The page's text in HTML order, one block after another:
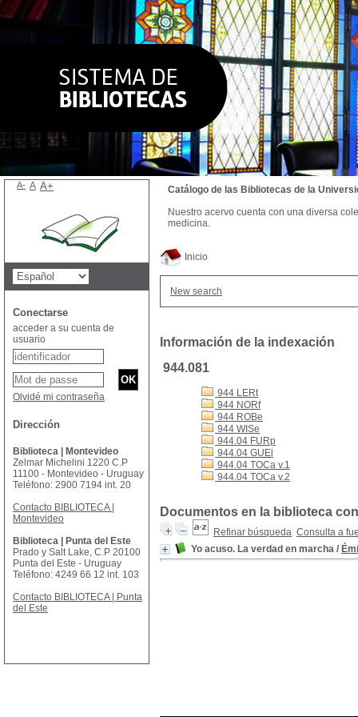
Inicio
New search
Información de la indexación
944.081
944 LERt
944 NORf
944 ROBe
944 WISe
944.04 FURp
944.04 GUEl
944.04 TOCa v.1
944.04 TOCa v.2
Documentos en la biblioteca
Refinar búsqueda Consulta a
Yo acuso. La verdad en marcha /
Catálogo de las Bibliotecas de la
Nuestro acervo cuenta con una diversa
medicina.
A- A A+
Conectarse
acceder a su cuenta de
usuario
Olvidé mi contraseña
Dirección
Biblioteca | Montevideo
Zelmar Michelini 1220 C.P
11100 - Montevideo - Uruguay
Teléfono: 2900 7194 int. 20
Contacto BIBLIOTECA |
Montevideo
Biblioteca | Punta del Este
Prado y Salt Lake, C.P 20100
Punta del Este - Uruguay
Teléfono: 4249 66 12 int. 103
Contacto BIBLIOTECA | Punta
del Este